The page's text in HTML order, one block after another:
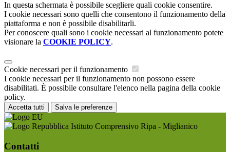
In questa schermata è possibile scegliere quali cookie consentire.
I cookie necessari sono quelli che consentono il funzionamento della
piattaforma e non è possibile disabilitarli.
Per conoscere quali sono i cookie necessari al funzionamento potete
visionare la COOKIE POLICY.
Cookie necessari per il funzionamento
I cookie necessari per il funzionamento non possono essere
disabilitati. È possibile consultare l'elenco nella pagina della cookie
policy.
Accetta tutti Salva le preferenze
Istituto Comprensivo Ripa - Miglianico
Contatti